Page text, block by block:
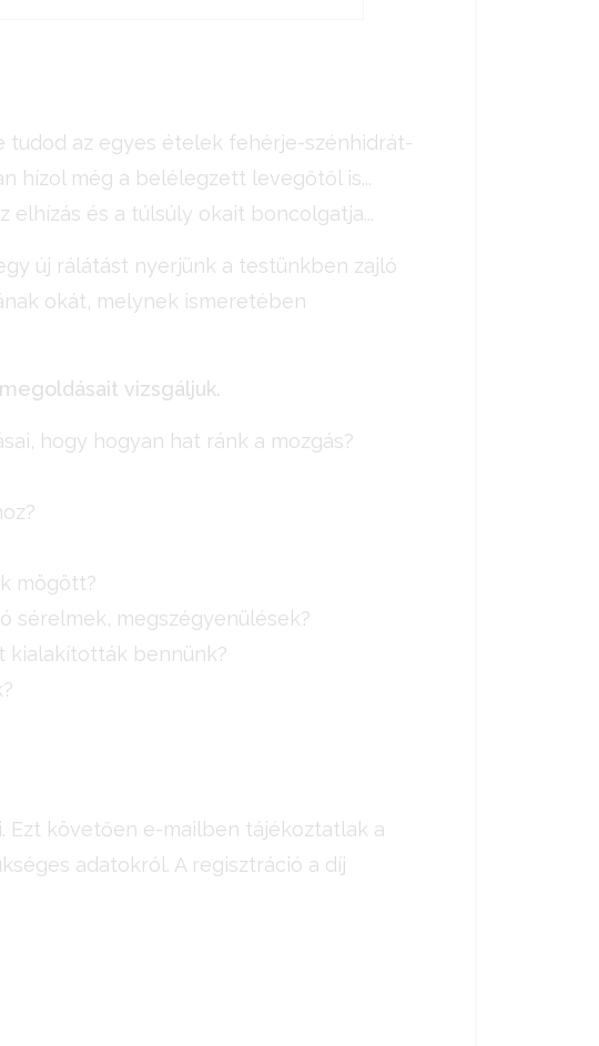
az egyes ételek fehérje-szénhidrát-
hízol még a belélegzett levegőtől is...
és a túlsúly okait boncolgatja...
új rálátást nyerjünk a testünkben zajló
okát, melynek ismeretében
vizsgáljuk.
hogy hogyan hat ránk a mozgás?
mögött?
sérelmek, megszégyenülések?
kialakították bennünk?
Ezt követően e-mailben tájékoztatlak a
adatokról. A regisztráció a díj